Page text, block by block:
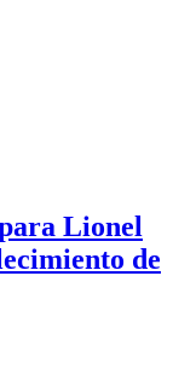
Lionel
de